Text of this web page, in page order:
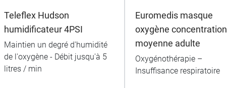
Teleflex Hudson
humidificateur 4PSI
Maintien un degré d'humidité
de l'oxygène - Débit jusqu'à 5
litres / min
Euromedis masque
oxygène concentration
moyenne adulte
Oxygénothérapie –
Insuffisance respiratoire